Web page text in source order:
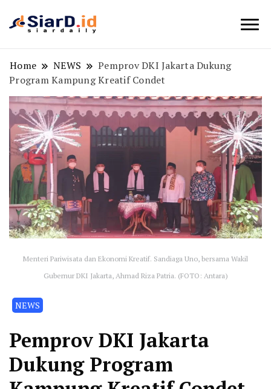
Home NEWS
Pemprov DKI Jakarta Dukung
Program Kampung Kreatif Condet
Menteri Pariwisata dan Ekonomi Kreatif. Sandiaga Uno, bersama Wakil
Gubernur DKI Jakarta, Ahmad Riza Patria. (FOTO: Antara)
NEWS
Pemprov DKI Jakarta
Dukung Program